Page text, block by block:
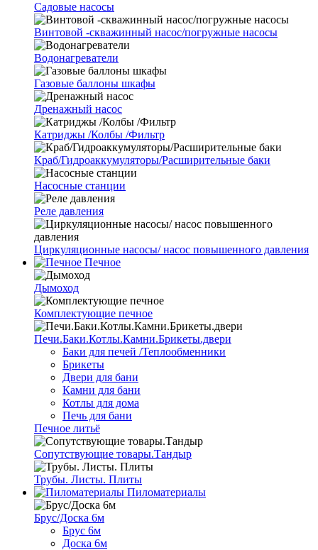
Cадовые насосы
Винтовой -скважинный насос/погружные насосы
Водонагреватели
Газовые баллоны шкафы
Дренажный насос
Катриджы /Колбы /Фильтр
Краб/Гидроаккумуляторы/Расширительные баки
Насосные станции
Реле давления
Циркуляционные насосы/ насос повышенного давления
Печное
Дымоход
Комплектующие печное
Печи.Баки.Котлы.Камни.Брикеты.двери
Баки для печей /Теплообменники
Брикеты
Двери для бани
Камни для бани
Котлы для дома
Печь для бани
Печное литьё
Сопутствующие товары.Тандыр
Трубы. Листы. Плиты
Пиломатериалы
Брус/Доска 6м
Брус 6м
Доска 6м